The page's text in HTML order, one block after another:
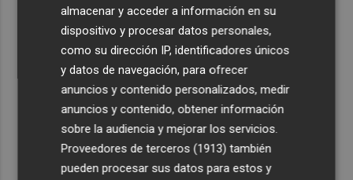
Company: “Estamos comenzando a ver el equipo que
queremos ver en la Liga”
Recibe toda la actualidad de
Plaza Podcast en tu correo
almacenar y acceder a información en su
dispositivo y procesar datos personales,
como su dirección IP, identificadores únicos
y datos de navegación, para ofrecer
anuncios y contenido personalizados, medir
anuncios y contenido, obtener información
sobre la audiencia y mejorar los servicios.
Proveedores de terceros (1913) también
pueden procesar sus datos para estos y